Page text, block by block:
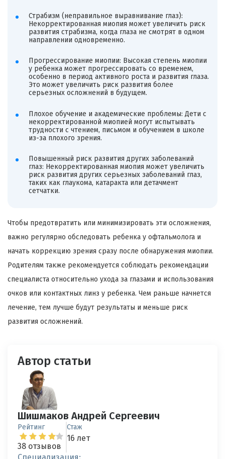
Страбизм (неправильное выравнивание глаз):
Некорректированная миопия может увеличить риск
развития страбизма, когда глаза не смотрят в одном
направлении одновременно.
Прогрессирование миопии: Высокая степень миопии
у ребенка может прогрессировать со временем,
особенно в период активного роста и развития глаза.
Это может увеличить риск развития более
серьезных осложнений в будущем.
Плохое обучение и академические проблемы: Дети с
некорректированной миопией могут испытывать
трудности с чтением, письмом и обучением в школе
из-за плохого зрения.
Повышенный риск развития других заболеваний
глаз: Некорректированная миопия может увеличить
риск развития других серьезных заболеваний глаз,
таких как глаукома, катаракта или детачмент
сетчатки.
Чтобы предотвратить или минимизировать эти осложнения,
важно регулярно обследовать ребенка у офтальмолога и
начать коррекцию зрения сразу после обнаружения миопии.
Родителям также рекомендуется соблюдать рекомендации
специалиста относительно ухода за глазами и использования
очков или контактных линз у ребенка. Чем раньше начнется
лечение, тем лучше будут результаты и меньше риск
развития осложнений.
Автор статьи
Шишмаков Андрей Сергеевич
Рейтинг
38 отзывов
Стаж
16 лет